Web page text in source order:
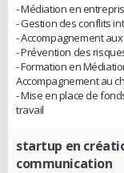
- Médiation en
- Gestion des conflits
- Accompagnement
- Prévention des
- Formation en
Accompagnement au
- Mise en place de
travail
startup en
communication